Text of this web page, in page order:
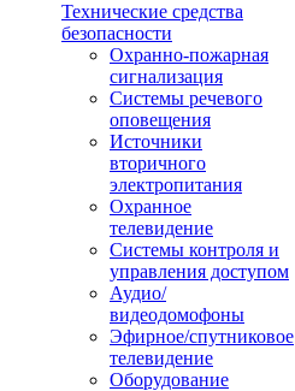
Технические средства
безопасности
Охранно-пожарная
сигнализация
Системы речевого
оповещения
Источники
вторичного
электропитания
Охранное
телевидение
Системы контроля и
управления доступом
Аудио/
видеодомофоны
Эфирное/спутниковое
телевидение
Оборудование